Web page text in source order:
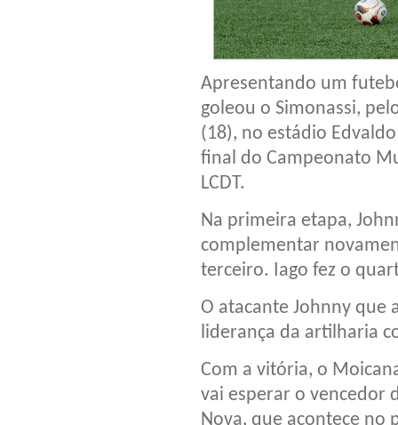
Apresentando um
goleou o Simonassi,
(18), no estádio
final do Campeonato
LCDT.
Na primeira etapa,
complementar
terceiro. Iago fez o
O atacante Johnny que
liderança da artilharia
Com a vitória, o
vai esperar o vencedor
Nova, que acontece no